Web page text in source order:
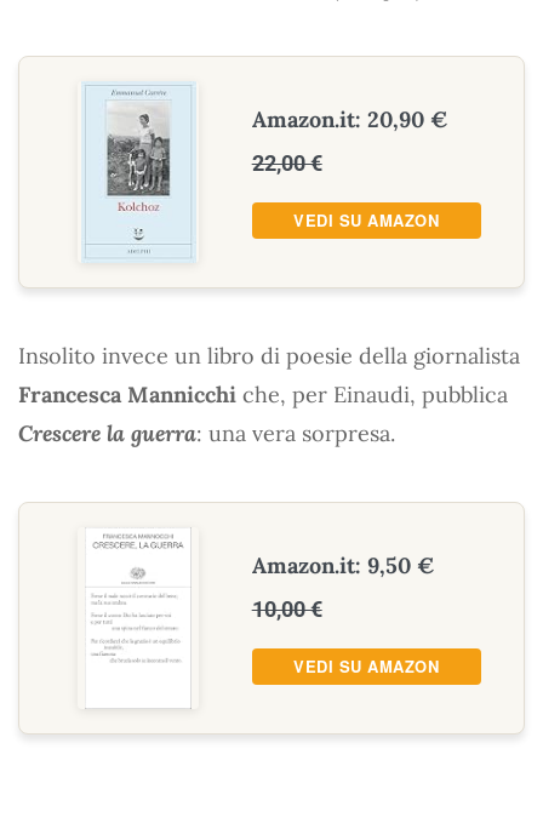
Amazon.it: 20,90 €
22,00 €
VEDI SU AMAZON
Insolito invece un libro di poesie della giornalista
Francesca Mannicchi che, per Einaudi, pubblica
Crescere la guerra: una vera sorpresa.
Amazon.it: 9,50 €
10,00 €
VEDI SU AMAZON